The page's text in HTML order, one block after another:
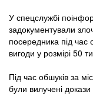
У спецслужбі
задокументували
посередника під час
вигоди у розмірі 50
Під час обшуків за
були вилучені